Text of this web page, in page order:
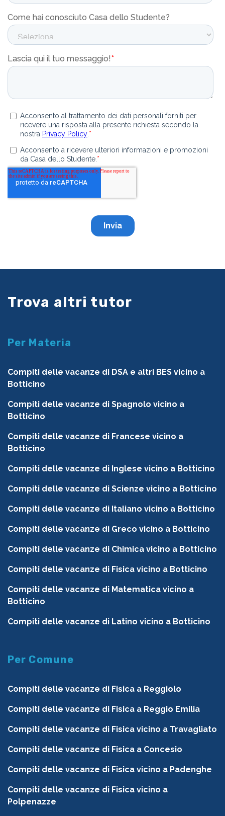
Trova altri tutor
Per Materia
Compiti delle vacanze di DSA e altri BES vicino a
Botticino
Compiti delle vacanze di Spagnolo vicino a
Botticino
Compiti delle vacanze di Francese vicino a
Botticino
Compiti delle vacanze di Inglese vicino a Botticino
Compiti delle vacanze di Scienze vicino a Botticino
Compiti delle vacanze di Italiano vicino a Botticino
Compiti delle vacanze di Greco vicino a Botticino
Compiti delle vacanze di Chimica vicino a Botticino
Compiti delle vacanze di Fisica vicino a Botticino
Compiti delle vacanze di Matematica vicino a
Botticino
Compiti delle vacanze di Latino vicino a Botticino
Per Comune
Compiti delle vacanze di Fisica a Reggiolo
Compiti delle vacanze di Fisica a Reggio Emilia
Compiti delle vacanze di Fisica vicino a Travagliato
Compiti delle vacanze di Fisica a Concesio
Compiti delle vacanze di Fisica vicino a Padenghe
Compiti delle vacanze di Fisica vicino a
Polpenazze